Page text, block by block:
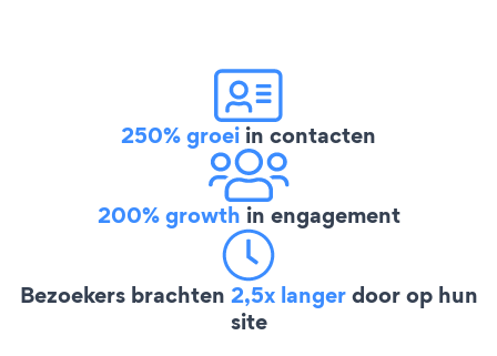
250% groei in contacten
200% growth in engagement
Bezoekers brachten 2,5x langerdoor op hun
site